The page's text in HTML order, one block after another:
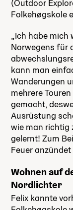
(Outdoor
Folkehøgskole
„Ich habe mich
Norwegens für
kann man
Wanderungen
mehrere
gemacht,
Ausrüstung
wie man richtig
gelernt! Zum
Feuer
Wohnen auf
Nordlichter
Felix kannte